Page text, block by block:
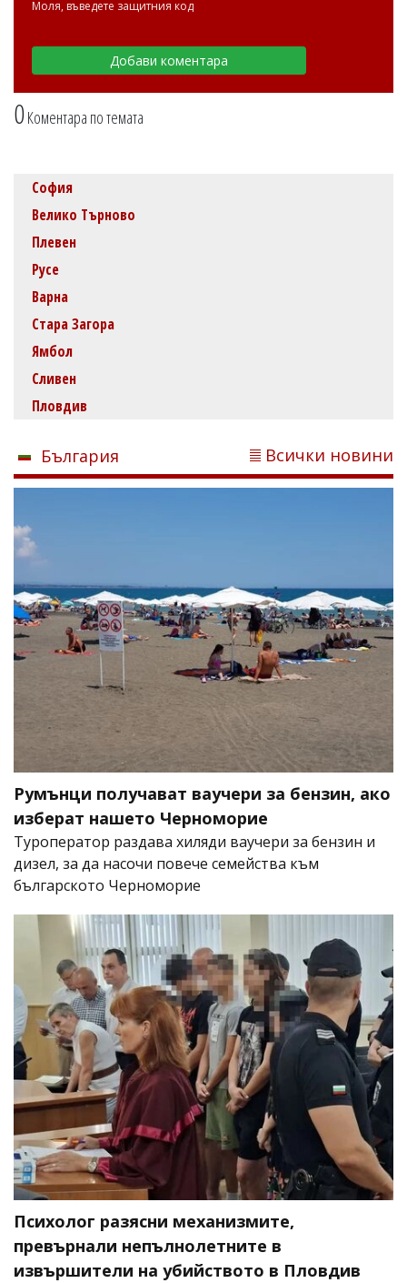
0Коментара по темата
Моля, въведете защитния код
София
Велико Търново
Плевен
Русе
Варна
Стара Загора
Ямбол
Сливен
Пловдив
България Всички новини
Румънци получават ваучери за бензин, ако
изберат нашето Черноморие
Туроператор раздава хиляди ваучери за бензин и
дизел, за да насочи повече семейства към
българското Черноморие
Психолог разясни механизмите,
превърнали непълнолетните в
извършители на убийството в Пловдив